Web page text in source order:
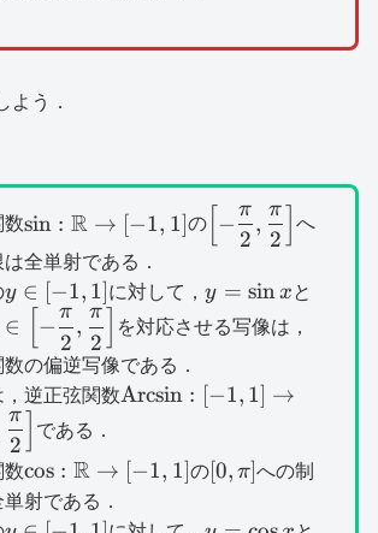
よう．
数\sin
:\mathbb{R}\to
[-1,1]
sin : R → [−1, 1]の\left[ -
\dfrac{\pi}
{2}\right]
[ −
2
π
,
2
π
へ
全単射である．
y\in
[-1,1]
y ∈ [−1, 1]に対して，y=\sin
x
y = sinxと
\left[ -
∈ −
2
π
,
2
π
を対応させる写像は，
の偏逆写像である．
，逆正弦関数\operatorname{Arcsin}:
{2},\dfrac{\pi}
Arcsin : [−1, 1] →
2
π
である．
数\cos
:\mathbb{R}\to
[-1,1]
cos : R → [−1, 1]の[0,\pi
[0, π]への制
射である．